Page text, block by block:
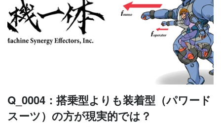
Q_0004：搭乗型よりも装着型（パワード
スーツ）の方が現実的では？